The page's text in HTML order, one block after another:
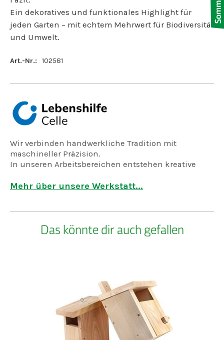
Ein dekoratives und funktionales Highlight für
jeden Garten – mit echtem Mehrwert für Biodiversität
und Umwelt.
Art.-Nr.: 102581
Wir verbinden handwerkliche Tradition mit
maschineller Präzision.
In unseren Arbeitsbereichen entstehen kreative
- von Menschen mit Behinderung gefertigt
Mehr über unsere Werkstatt...
Das könnte dir auch gefallen